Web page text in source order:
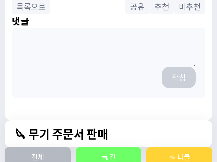
목록으로 공유 추천 비추천
댓글
작성
🔪 무기 주문서 판매
전체 🔫 건 👊 너클